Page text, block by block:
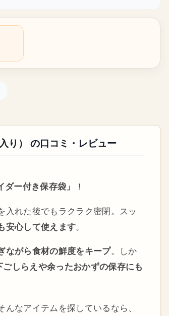
り） の口コミ・レビュー
ー付き保存袋」 ！
入れた後でもラクラク密閉。スッ
安心して使えます。
ながら食材の鮮度をキープ。しか
ごしらえや余ったおかずの保存にも
なアイテムを探しているなら、